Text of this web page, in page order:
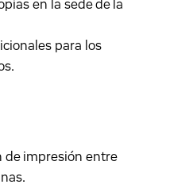
en la sede de la
para los
de impresión entre